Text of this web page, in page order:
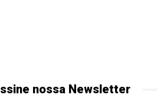
nossa Newsletter